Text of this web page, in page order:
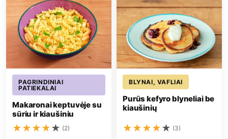
PAGRINDINIAI
PATIEKALAI
Makaronai keptuvėje su
sūriu ir kiaušiniu
★★★★★ (2)
BLYNAI, VAFLIAI
Purūs kefyro blyneliai be
kiaušinių
★★★★★ (3)